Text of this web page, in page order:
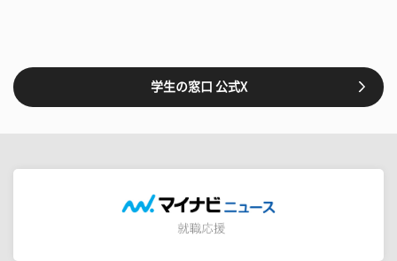
学生の窓口 公式X